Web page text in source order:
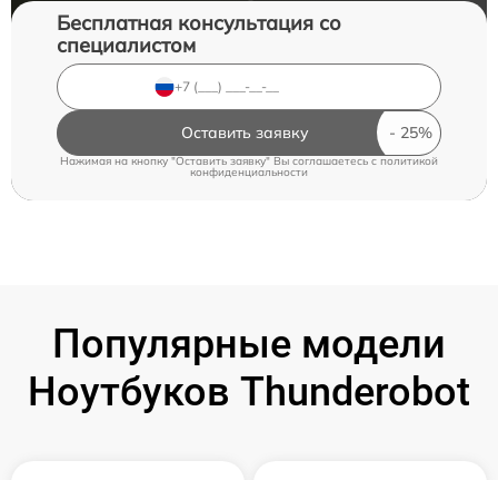
Бесплатная консультация со
специалистом
Оставить заявку
Нажимая на кнопку "Оставить заявку" Вы соглашаетесь cполитикой
конфиденциальности
Популярные модели
Ноутбуков Thunderobot